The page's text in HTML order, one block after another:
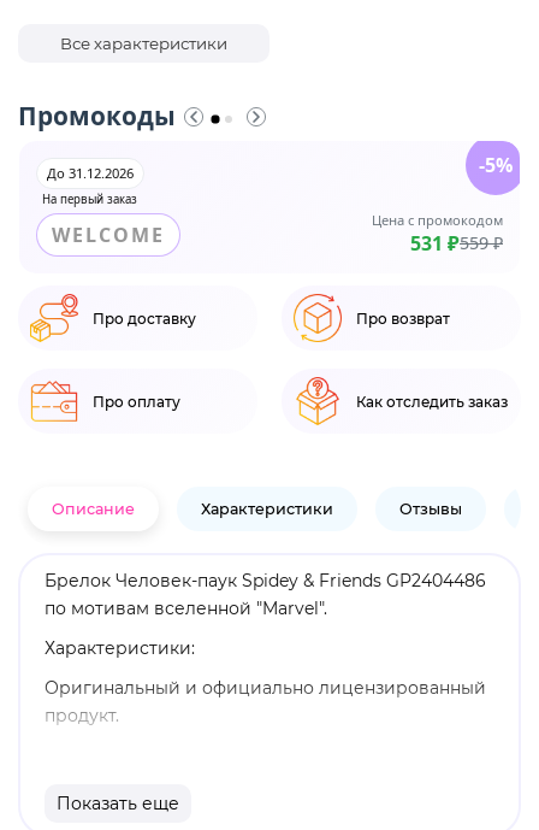
Все характеристики
Промокоды
На первый заказ
До 31.12.2026
WELCOME
Цена с промокодом
531 ₽559 ₽
-5%
Про доставку Про возврат
Про оплату Как отследить заказ
Описание Характеристики Отзывы
Брелок Человек-паук Spidey & Friends GP2404486
по мотивам вселенной "Marvel".
Характеристики:
Оригинальный и официально лицензированный
продукт.
"Паучок и его удивительные друзья" -
Показать еще